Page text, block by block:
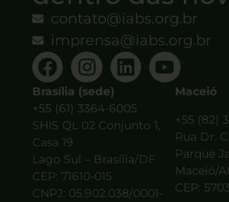
contato@iabs.org.br
imprensa@iabs.org.br
Brasília (sede)
+55 (61) 3364-6005
SHIS QL 02 Conjunto 1,
Casa 19
Lago Sul – Brasília/DF
CEP: 71610-015
CNPJ: 05.902.038/0001-
Maceió
+55 (82)
Rua Dr.
Parque
Maceió/
CEP: